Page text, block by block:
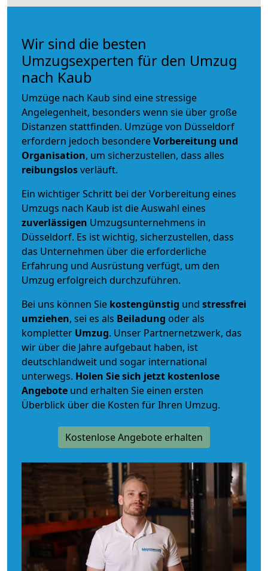
Wir sind die besten
Umzugsexperten für den Umzug
nach Kaub
Umzüge nach Kaub sind eine stressige
Angelegenheit, besonders wenn sie über große
Distanzen stattfinden. Umzüge von Düsseldorf
erfordern jedoch besondereVorbereitung und
Organisation, um sicherzustellen, dass alles
reibungslosverläuft.
Ein wichtiger Schritt bei der Vorbereitung eines
Umzugs nach Kaub ist die Auswahl eines
zuverlässigen Umzugsunternehmens in
Düsseldorf. Es ist wichtig, sicherzustellen, dass
das Unternehmen über die erforderliche
Erfahrung und Ausrüstung verfügt, um den
Umzug erfolgreich durchzuführen.
Bei uns können Sie kostengünstig und stressfrei
umziehen, sei es als Beiladung oder als
kompletter Umzug. Unser Partnernetzwerk, das
wir über die Jahre aufgebaut haben, ist
deutschlandweit und sogar international
unterwegs. Holen Sie sich jetzt kostenlose
Angebote und erhalten Sie einen ersten
Überblick über die Kosten für Ihren Umzug.
Kostenlose Angebote erhalten